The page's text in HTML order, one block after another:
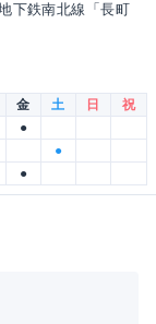
下鉄南北線「長町
金 土 日
祝
●
●
●